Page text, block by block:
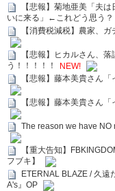
【悲報】菊地亜美「夫
いに来る」←これどう思う？
【消費税減税】農家、
【悲報】ヒカルさん、
う！！！！！
NEW!
【悲報】藤本美貴さん
【悲報】藤本美貴さん
The reason we have
【重大告知】
フブキ】
ETERNAL BLAZE / 久遠
A's』OP